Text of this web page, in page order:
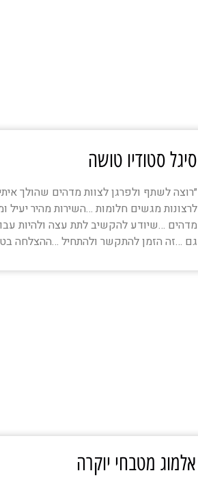
סיגל סטודיו טושה
״רוצה לשתף ולפרגן לצוות מדהים שהולך
לרצונות מגשים חלומות …השירות מהיר יעיל
מדהים …שיודע להקשיב לתת עצה ולהיות
גם …זה הזמן להתקשר ולהתחיל …ההצלחה
אלמוג מטבחי יוקרה